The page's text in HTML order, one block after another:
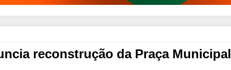
reconstrução da Praça Municipal